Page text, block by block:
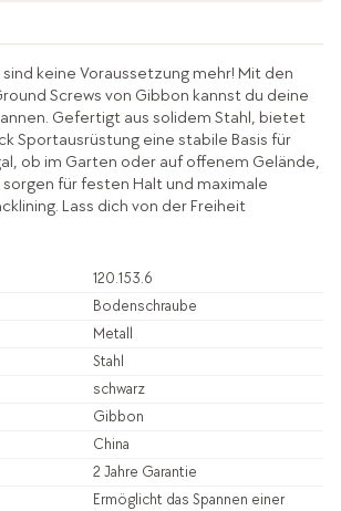
keine Voraussetzung mehr! Mit den
Screws von Gibbon kannst du deine
Gefertigt aus solidem Stahl, bietet
Sportausrüstung eine stabile Basis für
ob im Garten oder auf offenem Gelände,
für festen Halt und maximale
Lass dich von der Freiheit
120.153.6
Bodenschraube
Metall
Stahl
schwarz
Gibbon
China
2 Jahre Garantie
Ermöglicht das Spannen einer